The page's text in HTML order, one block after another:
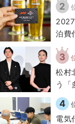
2
泊費
3
松村
う「
4
電気